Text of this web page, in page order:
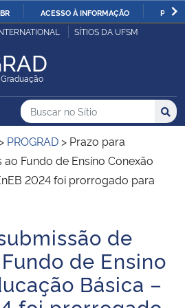
IR
O
ACESSO À INFORMAÇÃO
Pública
e Abastecimento
SÍTIOS DA UFSM
do Sítio
Busca
Buscar no no Sítio
Busca:
> PROGRAD > Prazo para
Fundo de Ensino Conexão
2024 foi prorrogado para
de
de Ensino
Básica –